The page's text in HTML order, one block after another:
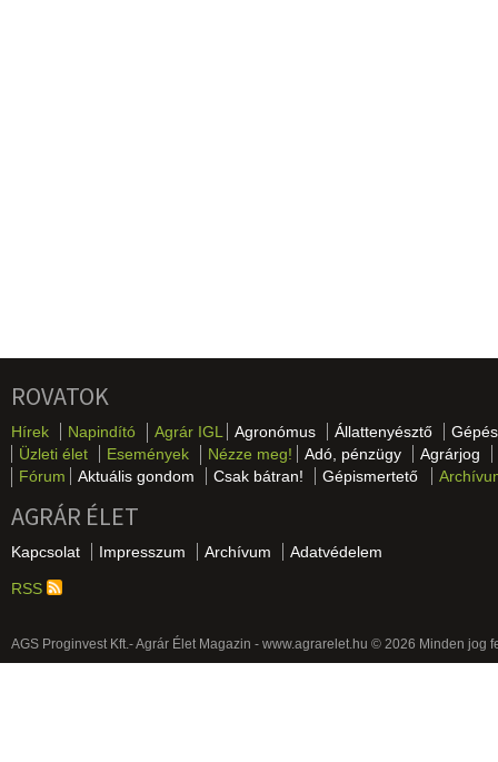
ROVATOK
Hírek Napindító Agrár IGL Agronómus Állattenyésztő
Üzleti élet
Események Nézze meg! Adó, pénzügy
Agrárjog
Fórum
Aktuális gondom Csak bátran! Gépismertető
AGRÁR ÉLET
Kapcsolat Impresszum Archívum Adatvédelem
RSS
AGS Proginvest Kft.- Agrár Élet Magazin - www.agrarelet.hu © 2026 Minden jog